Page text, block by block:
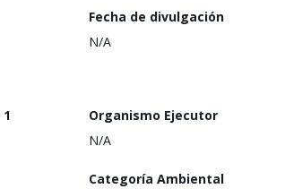
Fecha de divulgación
N/A
1
Organismo Ejecutor
N/A
Categoría Ambiental